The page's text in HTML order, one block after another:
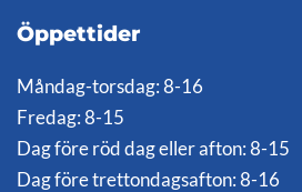
Öppettider
Måndag-torsdag: 8-16
Fredag: 8-15
Dag före röd dag eller afton: 8-15
Dag före trettondagsafton: 8-16